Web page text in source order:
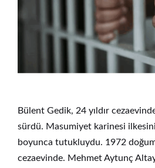
Bülent Gedik, 24 yıldır
sürdü. Masumiyet karinesi
boyunca tutukluydu. 1972
cezaevinde. Mehmet Aytunç Altay